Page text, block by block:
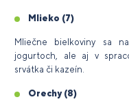
Mlieko (7)
Mliečne bielkoviny sa
jogurtoch, ale aj v
srvátka či kazeín.
Orechy(8)